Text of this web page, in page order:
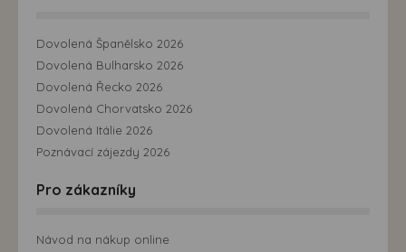
Dovolená Španělsko 2026
Dovolená Bulharsko 2026
Dovolená Řecko 2026
Dovolená Chorvatsko 2026
Dovolená Itálie 2026
Poznávací zájezdy 2026
Pro zákazníky
Návod na nákup online